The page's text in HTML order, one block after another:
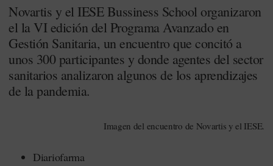
Novartis y el IESE Bussiness School organizaron
el la VI edición del Programa Avanzado en
Gestión Sanitaria, un encuentro que concitó a
unos 300 participantes y donde agentes del sector
sanitarios analizaron algunos de los aprendizajes
de la pandemia.
Imagen del encuentro de Novartis y el IESE.
Diariofarma